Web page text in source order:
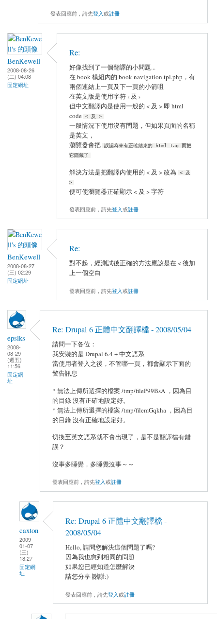
發表回應前，請先登入或註冊
BenKewell
2008-08-26
(二) 04:08
固定網址
Re:
好像找到了一個翻譯的小問題...
在 book 模組內的 book-navigation.tpl.php，有
兩個連結上一頁及下一頁的小箭咀
在英文版是使用字符 ‹ 及 ›
但中文翻譯內是使用一般的 < 及 > 即 html
code
< 及 >
一般情況下使用沒有問題，但如果頁面的名稱
是英文，
瀏覽器會把
誤認為未有正確結束的 html tag 而把
它隱藏了
解決方法是把翻譯內使用的 < 及 > 改為
< 及
>
便可使瀏覽器正確顯示 < 及 > 字符
發表回應前，請先登入或註冊
BenKewell
2008-08-27
(三) 02:29
固定網址
Re:
對不起，經測試後正確的方法應該是在 < 後加
上一個空白
發表回應前，請先登入或註冊
epslks
2008-
08-29
(週五)
11:56
固定網
址
Re: Drupal 6 正體中文翻譯檔 - 2008/05/04
請問一下各位：
我安裝的是 Drupal 6.4 + 中文語系
當使用者登入之後，不管哪一頁，都會顯示下面的
警告訊息
* 無法上傳所選擇的檔案 /tmp/fileP99BsA ，因為目
的目錄 沒有正確地設定好。
* 無法上傳所選擇的檔案 /tmp/filemGqkha ，因為目
的目錄 沒有正確地設定好。
切換至英文語系就不會出現了，是不是翻譯檔有錯
誤？
沒事多睡覺，多睡覺沒事～～
發表回應前，請先登入或註冊
caxton
2009-
01-07
(三)
18:27
固定網
址
Re: Drupal 6 正體中文翻譯檔 -
2008/05/04
Hello, 請問您解決這個問題了嗎?
因為我也愈到相同的問題
如果您已經知道怎麼解決
請您分享 謝謝:)
發表回應前，請先登入或註冊